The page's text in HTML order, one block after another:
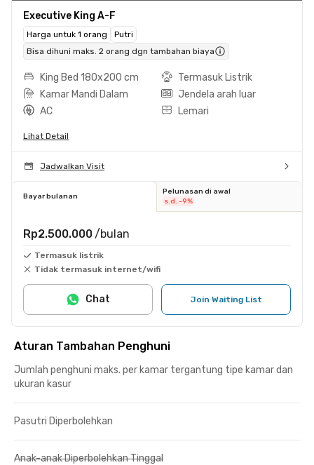
Executive King A-F
Harga untuk 1 orang
Putri
Bisa dihuni maks. 2 orang dgn tambahan biaya
King Bed 180x200 cm
Termasuk Listrik
Kamar Mandi Dalam
Jendela arah luar
AC
Lemari
Lihat Detail
Jadwalkan Visit
Bayar bulanan
Pelunasan di awal
s.d. -9%
Rp2.500.000 /bulan
Termasuk listrik
Tidak termasuk internet/wifi
Join Waiting List
Chat
Aturan Tambahan Penghuni
Jumlah penghuni maks. per kamar tergantung tipe kamar dan
ukuran kasur
Pasutri Diperbolehkan
Anak-anak Diperbolehkan Tinggal